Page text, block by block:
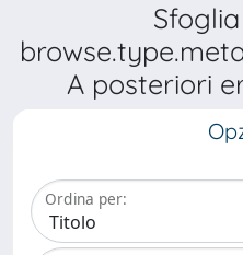
A posteriori
Ordina per: